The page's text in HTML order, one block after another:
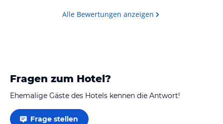
Mein Rad konnte ich sicher in einem Haus in der
Alle Bewertungen anzeigen
Fragen zum Hotel?
Ehemalige Gäste des Hotels kennen die Antwort!
Frage stellen